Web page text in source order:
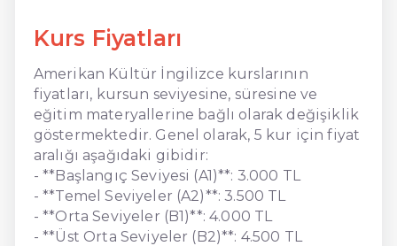
Kurs Fiyatları
Amerikan Kültür İngilizce kurslarının
fiyatları, kursun seviyesine, süresine ve
eğitim materyallerine bağlı olarak değişiklik
göstermektedir. Genel olarak, 5 kur için fiyat
aralığı aşağıdaki gibidir:
- **Başlangıç Seviyesi (A1)**: 3.000 TL
- **Temel Seviyeler (A2)**: 3.500 TL
- **Orta Seviyeler (B1)**: 4.000 TL
- **Üst Orta Seviyeler (B2)**: 4.500 TL